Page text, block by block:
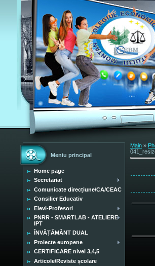
Meniu principal
Home page
Secretariat
Comunicate direcțiune/CA/CEAC
Consilier Educativ
Elevi-Profesori
PNRR - SMARTLAB - ATELIERE
IPT
ÎNVĂȚĂMÂNT DUAL
Proiecte europene
CERTIFICARE nivel 3,4,5
Articole/Reviste școlare
Main »